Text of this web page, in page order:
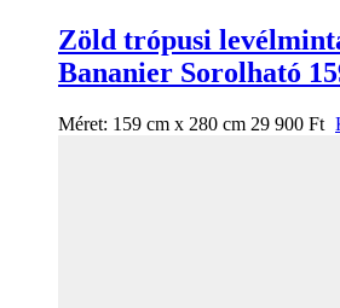
Zöld trópusi
Bananier Sorolható
Méret: 159 cm x 280 cm 29 900 Ft